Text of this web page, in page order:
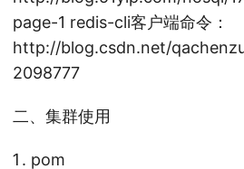
page-1 redis-cli客户端命令：
http://blog.csdn.net/
2098777
二、集群使用
pom